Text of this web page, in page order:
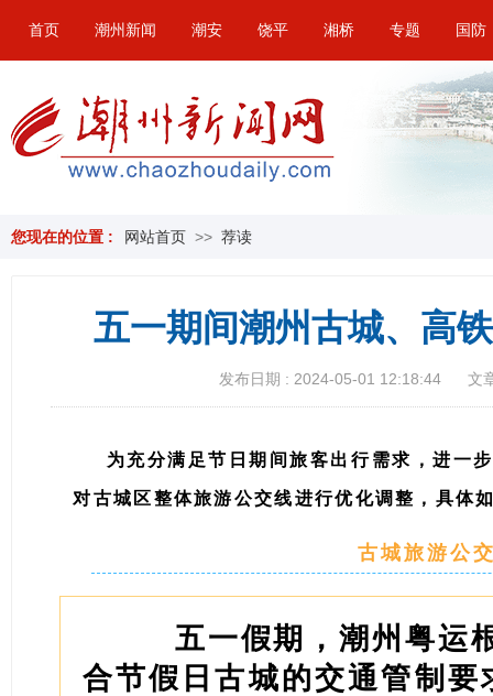
首页 潮州新闻 潮安 饶平 湘桥 专题 国防
您现在的位置 : 网站首页 >> 荐读
五一期间潮州古城、高
发布日期 : 2024-05-01 12:18:44 文
为充分满足节日期间旅客出行需求，进一
对古城区整体旅游公交线进行优化调整，具体
古城旅游公
五一假期，潮州粤运
合节假日古城的交通管制